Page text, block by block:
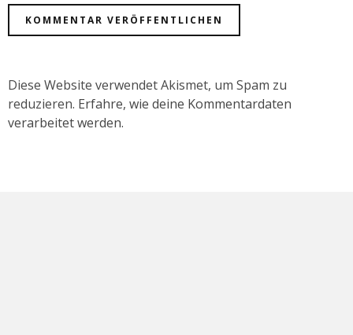
Diese Website verwendet Akismet, um Spam zu
reduzieren. Erfahre, wie deine Kommentardaten
verarbeitet werden.